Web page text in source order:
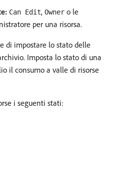
Can Edit, Owner o le
per una risorsa.
di impostare lo stato delle
Imposta lo stato di una
il consumo a valle di risorse
i seguenti stati: